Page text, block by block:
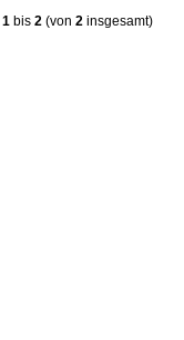
1 bis 2 (von 2 insgesamt)